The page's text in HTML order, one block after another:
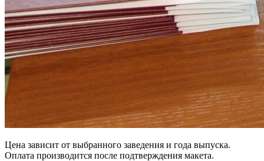
Цена зависит от выбранного заведения и года выпуска.
Оплата производится после подтверждения макета.